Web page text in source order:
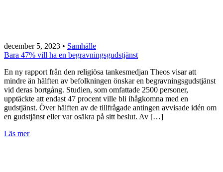
december 5, 2023 • Samhälle
Bara 47% vill ha en begravningsgudstjänst
En ny rapport från den religiösa tankesmedjan Theos visar att
mindre än hälften av befolkningen önskar en begravningsgudstjänst
vid deras bortgång. Studien, som omfattade 2500 personer,
upptäckte att endast 47 procent ville bli ihågkomna med en
gudstjänst. Över hälften av de tillfrågade antingen avvisade idén om
en gudstjänst eller var osäkra på sitt beslut. Av […]
Läs mer